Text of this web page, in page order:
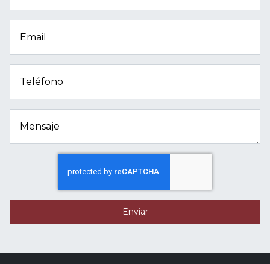
Email
Teléfono
Mensaje
Enviar